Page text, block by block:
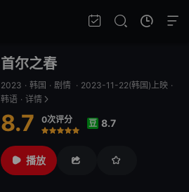
首尔之春
2023 · 韩国 · 剧情 · 2023-11-22(韩国)上映 ·
韩语 · 详情
8.7 0次评分
很差
较差还行推荐力荐
豆 8.7
播放